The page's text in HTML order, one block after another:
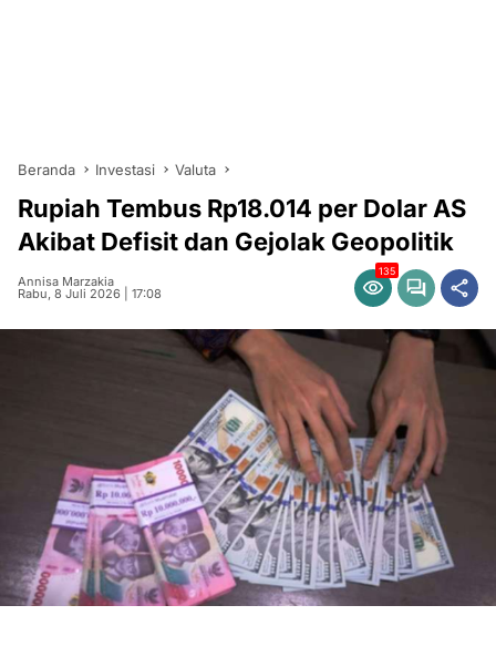
Beranda Investasi Valuta
Rupiah Tembus Rp18.014 per Dolar AS
Akibat Defisit dan Gejolak Geopolitik
Annisa Marzakia
Rabu, 8 Juli 2026 | 17:08
135